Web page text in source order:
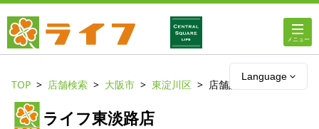
Language
店舗・チラシ情報
TOP 店舗検索 大阪市 東淀川区 店舗詳細
ライフ東淡路店